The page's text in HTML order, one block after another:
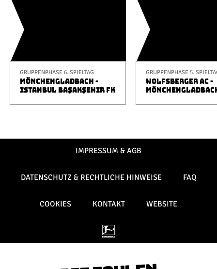
GRUPPENPHASE 6. SPIELTAG
MÖNCHENGLADBACH -
ISTANBUL BAŞAKŞEHIR FK
GRUPPENPHASE 5.
WOLFSBERGER AC -
IMPRESSUM & AGB
DATENSCHUTZ & RECHTLICHE HINWEISE FAQ
COOKIES KONTAKT WEBSITE